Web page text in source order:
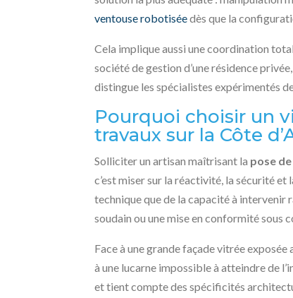
ventouse robotiséedès que la
Cela implique aussi une coordination
société de gestion d’une résidence
distingue les spécialistes expérimentés
Pourquoi choisir un
travaux sur la Côte
Solliciter un artisan maîtrisant la pose
c’est miser sur la réactivité, la sécurité
technique que de la capacité à intervenir
soudain ou une mise en conformité sous
Face à une grande façade vitrée
à une lucarne impossible à atteindre de
et tient compte des spécificités